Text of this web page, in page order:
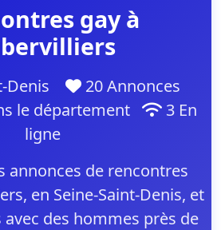
gay à
Denis
20 Annonces
le département
3 En
ligne
annonces de rencontres
en Seine-Saint-Denis, et
avec des hommes près de